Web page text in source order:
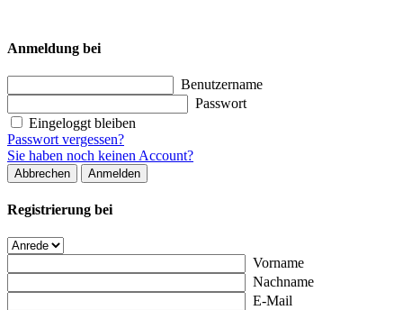
Anmeldung bei
Benutzername
Passwort
Eingeloggt bleiben
Passwort vergessen?
Sie haben noch keinen Account?
Abbrechen Anmelden
Registrierung bei
Vorname
Nachname
E-Mail